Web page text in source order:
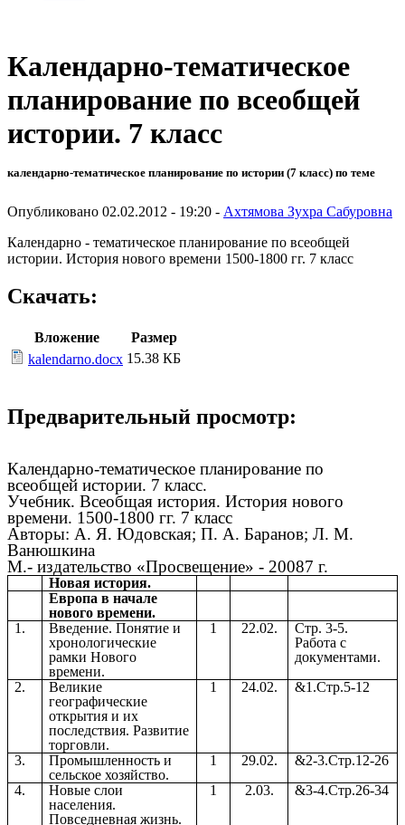
Календарно-тематическое
планирование по всеобщей
истории. 7 класс
календарно-тематическое планирование по истории (7 класс) по теме
Опубликовано 02.02.2012 - 19:20 - Ахтямова Зухра Сабуровна
Календарно - тематическое планирование по всеобщей
истории. История нового времени 1500-1800 гг. 7 класс
Скачать:
Вложение
Размер
kalendarno.docx 15.38 КБ
Предварительный просмотр:
Календарно-тематическое планирование по
всеобщей истории. 7 класс.
Учебник. Всеобщая история. История нового
времени. 1500-1800 гг. 7 класс
Авторы: А. Я. Юдовская; П. А. Баранов; Л. М.
Ванюшкина
М.- издательство «Просвещение» - 20087 г.
Новая история.
Европа в начале
нового времени.
1.
Введение. Понятие и
хронологические
рамки Нового
времени.
1 22.02.
Стр. 3-5.
Работа с
документами.
2.
Великие
географические
открытия и их
последствия. Развитие
торговли.
1 24.02. &1.Стр.5-12
3.
Промышленность и
сельское хозяйство.
1 29.02.
&2-3.Стр.12-26
4.
Новые слои
населения.
Повседневная жизнь.
1 2.03. &3-4.Стр.26-34